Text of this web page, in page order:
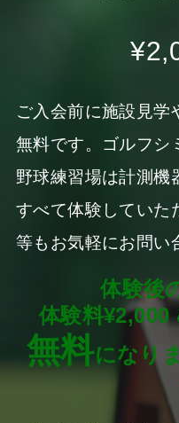
ご入会前に施設見学
無料です。ゴルフシ
野球練習場は計測機
すべて体験していた
等もお気軽にお問い
体験後
体験料¥2,000
無料になり